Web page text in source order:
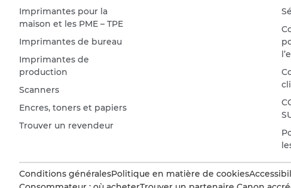
Imprimantes pour la
maison et les PME – TPE
Imprimantes de bureau
Imprimantes de
production
Scanners
Encres, toners et papiers
Trouver un revendeur
Conditions généralesPolitique en matière de cookies